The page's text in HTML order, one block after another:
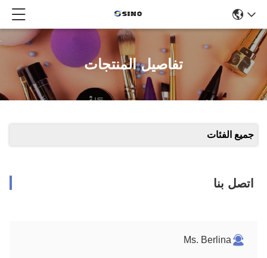
تفاصيل المنتجات
جميع الفئات
اتصل بنا
Ms. Berlina